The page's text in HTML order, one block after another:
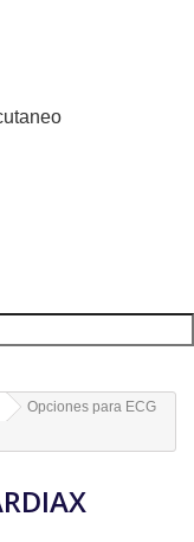
Opciones para ECG